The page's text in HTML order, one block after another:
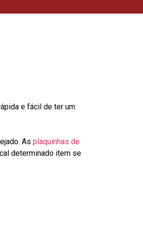
e fácil de ter um
As plaquinhas de
determinado item se